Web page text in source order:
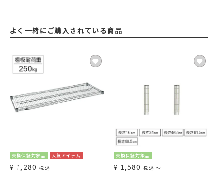
よく一緒にご購入されている商品
交換保証対象品 人気アイテム
¥ 7,280 税込
交換保証対象品
¥ 1,580 税込 〜